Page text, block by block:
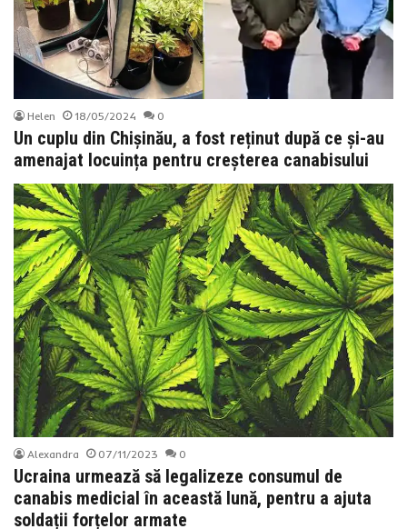
Helen 18/05/2024 0
Un cuplu din Chișinău, a fost reținut după ce și-au
amenajat locuința pentru creșterea canabisului
Alexandra 07/11/2023 0
Ucraina urmează să legalizeze consumul de
canabis medicial în această lună, pentru a ajuta
soldații forțelor armate